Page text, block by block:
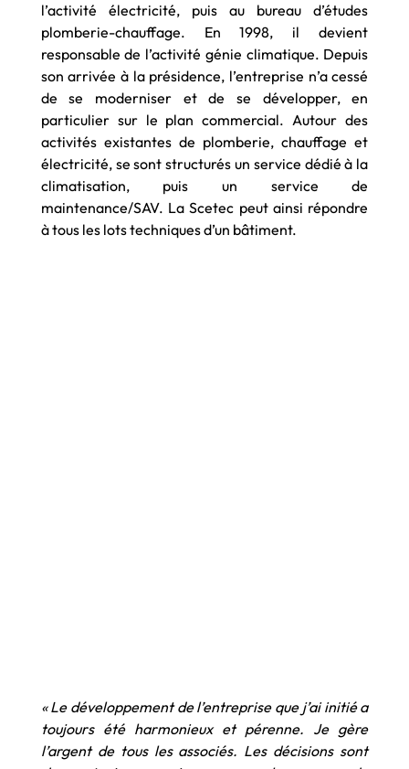
l’activité électricité, puis au bureau d’études
plomberie-chauffage. En 1998, il devient
responsable de l’activité génie climatique. Depuis
son arrivée à la présidence, l’entreprise n’a cessé
de se moderniser et de se développer, en
particulier sur le plan commercial. Autour des
activités existantes de plomberie, chauffage et
électricité, se sont structurés un service dédié à la
climatisation, puis un service de
maintenance/SAV. La Scetec peut ainsi répondre
à tous les lots techniques d’un bâtiment.
« Le développement de l’entreprise que j’ai initié a
toujours été harmonieux et pérenne. Je gère
l’argent de tous les associés. Les décisions sont